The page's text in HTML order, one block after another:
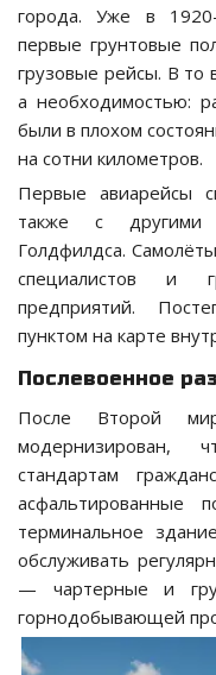
города. Уже в
первые грунтовые
грузовые рейсы. В то
а необходимостью:
были в плохом
на сотни километров.
Первые авиарейсы
также с другими
Голдфилдса.
специалистов и
предприятий.
пунктом на карте
Послевоенное
После Второй
модернизирован,
стандартам
асфальтированные
терминальное
обслуживать
— чартерные и
горнодобывающей